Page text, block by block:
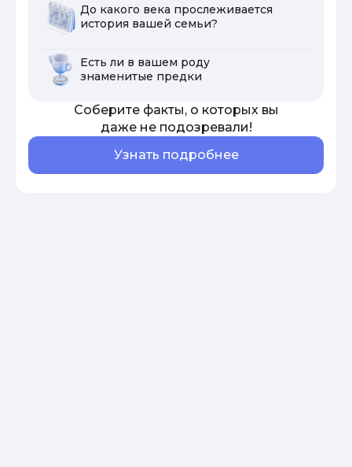
До какого века прослеживается
история вашей семьи?
Есть ли в вашем роду
знаменитые предки
Соберите факты, о которых вы
даже не подозревали!
Узнать подробнее